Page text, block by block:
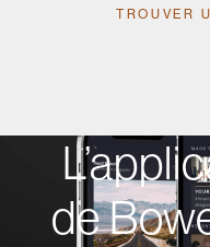
TROUVER
de